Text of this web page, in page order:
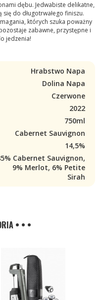
dębu. Jedwabiste delikatne,
do długotrwałego finiszu.
których szuka poważny
zabawne, przystępne i
jedzenia!
Hrabstwo Napa
Dolina Napa
Czerwone
2022
750ml
Cabernet Sauvignon
14,5%
Cabernet Sauvignon,
9% Merlot, 6% Petite
Sirah
• • •